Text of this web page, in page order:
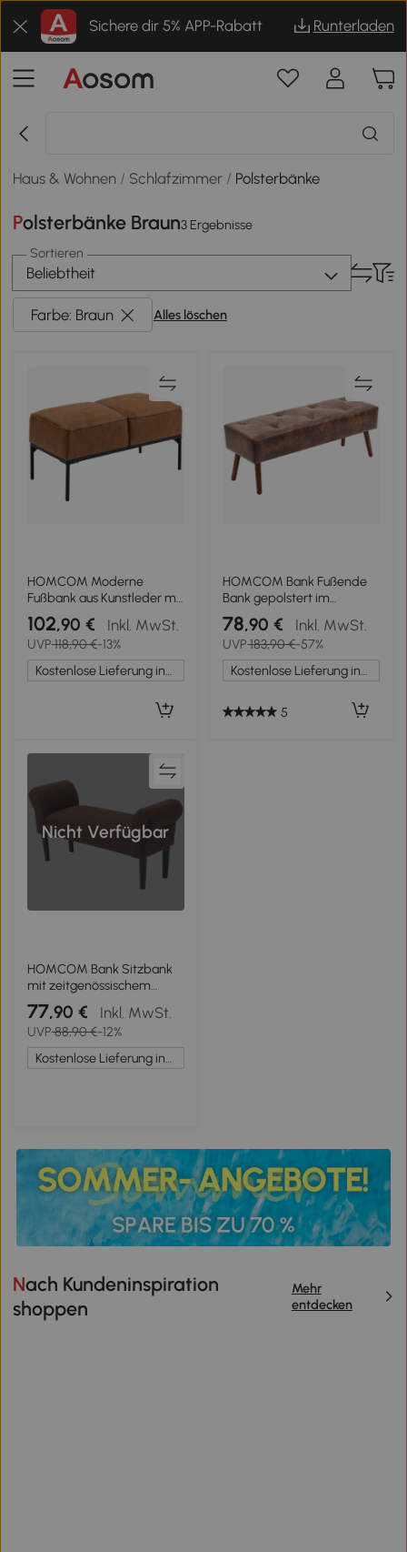
Sichere dir 5% APP-Rabatt Runterladen
Haus & Wohnen / Schlafzimmer / Polsterbänke
Polsterbänke Braun3 Ergebnisse
Sortieren
Beliebtheit
Farbe: Braun Alles löschen
HOMCOM Moderne
Fußbank aus Kunstleder mit
dick gepolstertem Sitz und
Stahlbeinen 80x40x46 cm
Braun
102,90 € Inkl. MwSt.
UVP118,90 €-13%
Kostenlose Lieferung innerhalb Deutschlands
HOMCOM Bank Fußende
Bank gepolstert im
Vintage-Stil 114 x 38 x 42
cm Holzbank gealtertes
Braun
78,90 € Inkl. MwSt.
UVP183,90 €-57%
Kostenlose Lieferung innerhalb Deutschlands
5
Nicht Verfügbar
HOMCOM Bank Sitzbank
mit zeitgenössischem
Design, gebogenen
Armlehnen, großem
Komfort 102L x 36B x 51H
cm Braun
77,90 € Inkl. MwSt.
UVP88,90 €-12%
Kostenlose Lieferung innerhalb Deutschlands
Nach Kundeninspiration
shoppen
Mehr
entdecken